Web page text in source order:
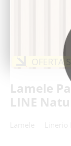
Lamele
LINE
OFERTA